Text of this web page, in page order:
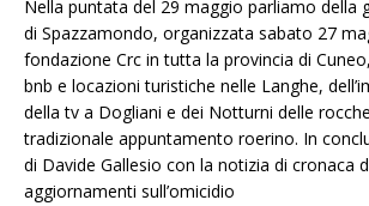
Nella puntata del 29 maggio parliamo della
di Spazzamondo, organizzata sabato 27
fondazione Crc in tutta la provincia di
bnb e locazioni turistiche nelle Langhe,
della tv a Dogliani e dei Notturni delle
tradizionale appuntamento roerino. In
di Davide Gallesio con la notizia di cronaca
aggiornamenti sull’omicidio